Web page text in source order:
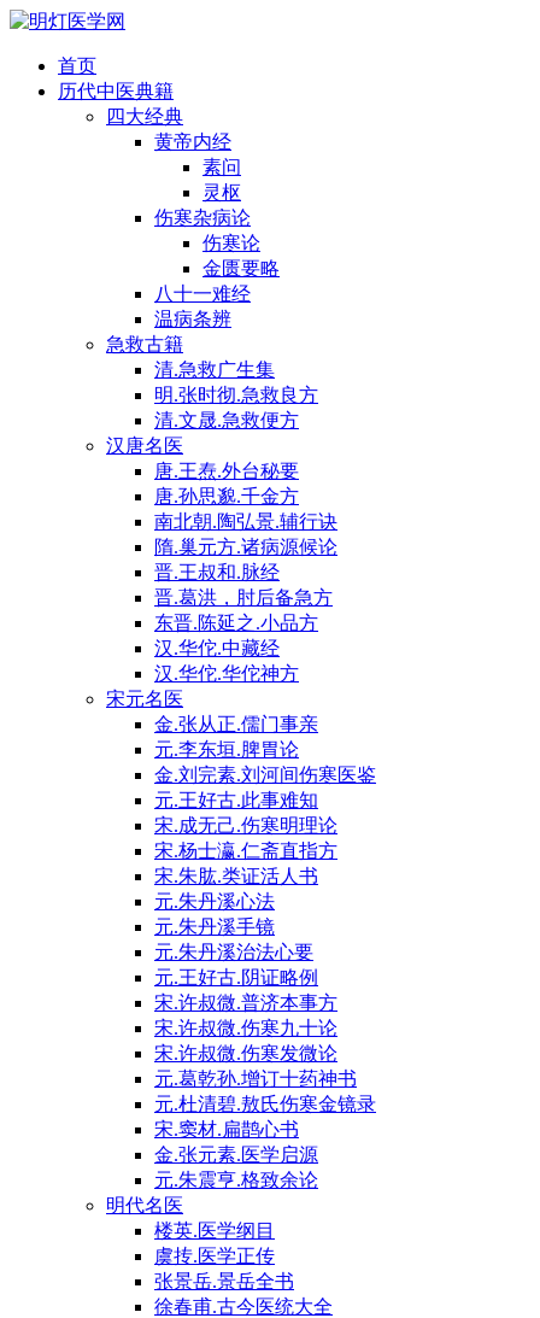
首页
历代中医典籍
四大经典
黄帝内经
素问
灵枢
伤寒杂病论
伤寒论
金匮要略
八十一难经
温病条辨
急救古籍
清.急救广生集
明.张时彻.急救良方
清.文晟.急救便方
汉唐名医
唐.王焘.外台秘要
唐.孙思邈.千金方
南北朝.陶弘景.辅行诀
隋.巢元方.诸病源候论
晋.王叔和.脉经
晋.葛洪，肘后备急方
东晋.陈延之.小品方
汉.华佗.中藏经
汉.华佗.华佗神方
宋元名医
金.张从正.儒门事亲
元.李东垣.脾胃论
金.刘完素.刘河间伤寒医鉴
元.王好古.此事难知
宋.成无己.伤寒明理论
宋.杨士瀛.仁斋直指方
宋.朱肱.类证活人书
元.朱丹溪心法
元.朱丹溪手镜
元.朱丹溪治法心要
元.王好古.阴证略例
宋.许叔微.普济本事方
宋.许叔微.伤寒九十论
宋.许叔微.伤寒发微论
元.葛乾孙.增订十药神书
元.杜清碧.敖氏伤寒金镜录
宋.窦材.扁鹊心书
金.张元素.医学启源
元.朱震亨.格致余论
明代名医
楼英.医学纲目
虞抟.医学正传
张景岳.景岳全书
徐春甫.古今医统大全